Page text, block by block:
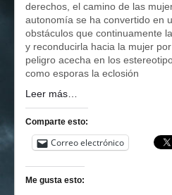
derechos, el camino de las
autonomía se ha convertido en
obstáculos que continuamente
y reconducirla hacia la mujer
peligro acecha en los
como esporas la eclosión
Leer más…
Comparte esto:
Correo electrónico
Me gusta esto: